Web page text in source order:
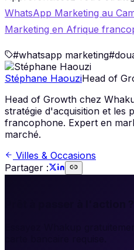
WhatsApp Marketing au
Marketing en Afrique
#whatsapp marketing#
Stéphane HaouziHead of
Head of Growth chez
stratégie d'acquisition et les
francophone. Expert en
marché.
Villes & Occasions
Partager :
Essayez Whakup